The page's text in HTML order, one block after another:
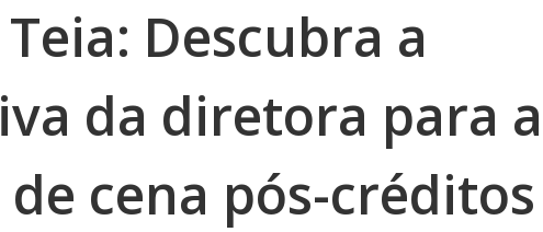
Descubra a
da diretora para a
cena pós-créditos